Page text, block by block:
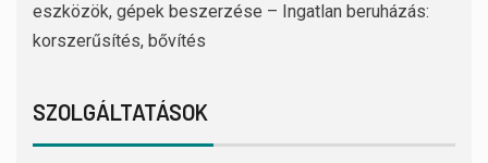
eszközök, gépek beszerzése – Ingatlan beruházás:
korszerűsítés, bővítés
SZOLGÁLTATÁSOK